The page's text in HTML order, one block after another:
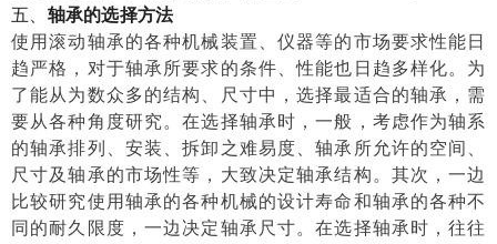
五、 轴承的选择方法
使用滚动轴承的各种机械装置、仪器等的市场要求性能日
趋严格，对于轴承所要求的条件、性能也日趋多样化。为
了能从为数众多的结构、尺寸中，选择最适合的轴承，需
要从各种角度研究。在选择轴承时，一般，考虑作为轴系
的轴承排列、安装、拆卸之难易度、轴承所允许的空间、
尺寸及轴承的市场性等，大致决定轴承结构。其次，一边
比较研究使用轴承的各种机械的设计寿命和轴承的各种不
同的耐久限度，一边决定轴承尺寸。在选择轴承时，往往